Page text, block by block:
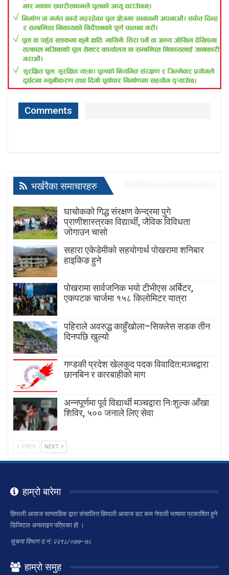
Comments
भर्खरैका समाचारहरु
घाचोकको गिद्ध संरक्षण केन्द्रमा पुगे
प्राणीशास्त्रका विद्यार्थी, जैविक विविधता
जोगाउन चासो
सहारा एकेडेमीको सहयोगार्थ पोखरामा शनिबार
हाइकिङ हुने
पोखरामा सार्वजनिक भयो टीभीएस अर्बिटर,
एकपटक चार्जमा १५८ किलोमिटर यात्रा
पहिराले अवरुद्ध काहुँखोला–सिक्लेस सडक तीन
दिनपछि खुल्यो
गण्डकी प्रदेश खेलकुद पदक विवादित:मञ्चद्वारा
छानबिन र कारबाहीको माग
अन्नपूर्णमा पूर्व विद्यार्थी मञ्चद्वारा निःशुल्क आँखा
शिविर, ५०० जनाले लिए सेवा
PREV NEXT
हाम्रो बारेमा
हिमाली आवाज साप्ताहिक द्वारा संचालित हिमाली आवाज डट कम नेपाली भाषामा प्रकाशित हुने
डिजिटल अनलाइन पत्रिका हो ।
सूचना विभाग द.नं.:२२९८/०७७–७८
हाम्रो समुह